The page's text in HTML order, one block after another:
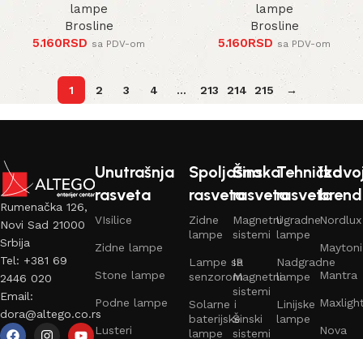
lampe
Brosline
5.160RSD sa PDV-om
lampe
Brosline
5.160RSD sa PDV-om
1 2 3 4 … 213 214 215 →
Rumenačka 126,
Novi Sad 21000
Srbija
Tel: +381 69
2446 020
Email:
dora@altego.co.rs
Unutrašnja
rasveta
VIsilice
Zidne lampe
Stone lampe
Podne lampe
Lusteri
Spoljašna
rasveta
Zidne
lampe
Lampe sa
senzorom
Solarne i
baterijske
lampe
Šinska
rasveta
Magnetni
sistemi
IP
Magnetni
sistemi
Šinski
sistemi
Tehnička
rasveta
Ugradne
lampe
Nadgradne
lampe
Linijske
lampe
Nordlux
Maytoni
Mantra
Nova